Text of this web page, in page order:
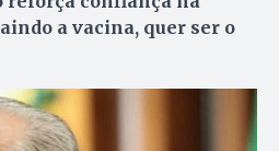
a vacina, quer ser o